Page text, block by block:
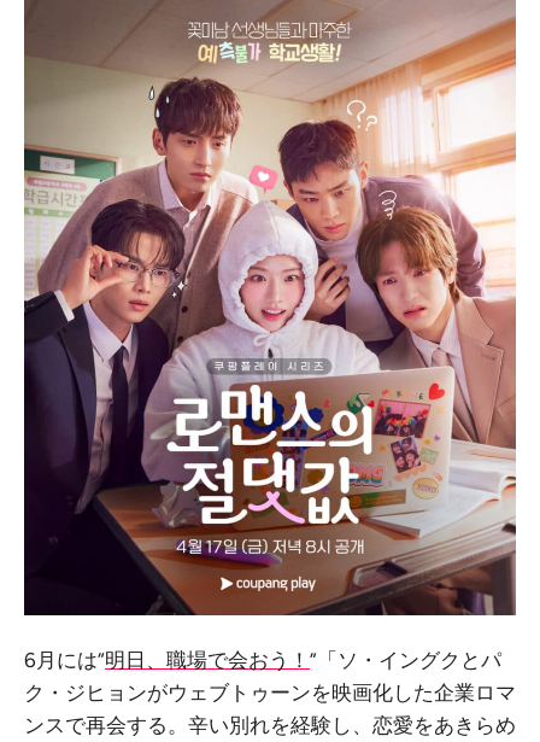
6月には“明日、職場で会おう！ ”「ソ・イングクとパ
ク・ジヒョンがウェブトゥーンを映画化した企業ロマ
ンスで再会する。辛い別れを経験し、恋愛をあきらめ